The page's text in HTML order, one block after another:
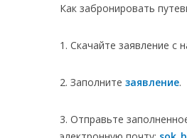
Как забронировать
1. Скачайте заявление с
2. Заполните заявление.
3. Отправьте